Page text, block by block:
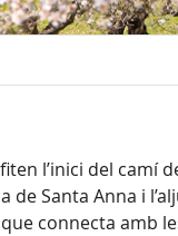
l’inici del camí
de Santa Anna i
connecta amb